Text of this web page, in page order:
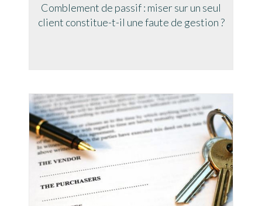
Comblement de passif : miser sur un seul
client constitue-t-il une faute de gestion ?